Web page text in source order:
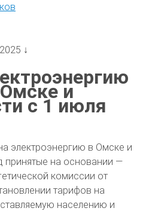
↓
и
с 1 июля
электроэнергию в Омске и
принятые на основании —
комиссии от
тарифов на
населению и